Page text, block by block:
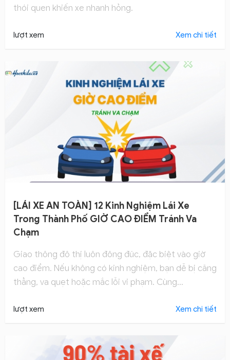
thói quen khiến xe nhanh hỏng.
lượt xem Xem chi tiết
[LÁI XE AN TOÀN] 12 Kinh Nghiệm Lái Xe
Trong Thành Phố GIỜ CAO ĐIỂM Tránh Va
Chạm
Giao thông đô thị luôn đông đúc, đặc biệt vào giờ
cao điểm. Nếu không có kinh nghiệm, bạn dễ bị căng
thẳng, va quẹt hoặc mắc lỗi vi phạm. Cùng
thành phố để di chuyển mượt mà hơn
lượt xem Xem chi tiết